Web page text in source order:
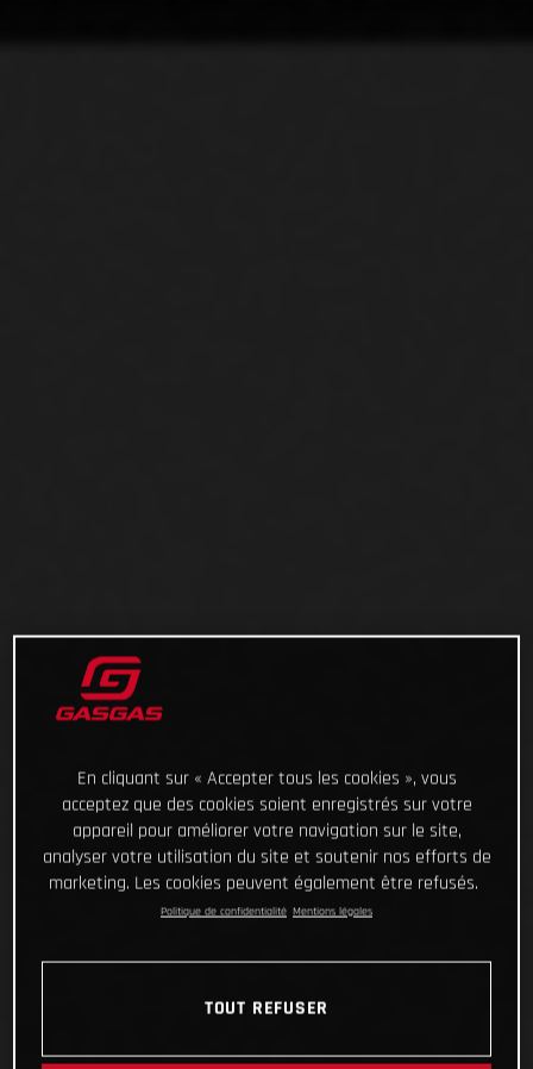
En cliquant sur « Accepter tous les cookies », vous
acceptez que des cookies soient enregistrés sur votre
appareil pour améliorer votre navigation sur le site,
analyser votre utilisation du site et soutenir nos efforts de
marketing. Les cookies peuvent également être refusés.
Politique de confidentialité Mentions légales
TOUT REFUSER